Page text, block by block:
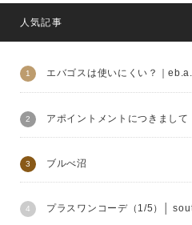
人気記事
エバゴスは使いにくい？｜
アポイントメントにつきまして
ブルべ沼
プラスワンコーデ（1/5）│